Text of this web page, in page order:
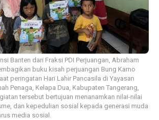
Banten dari Fraksi PDI Perjuangan, Abraham
buku kisah perjuangan Bung Karno
peringatan Hari Lahir Pancasila di Yayasan
Penaga, Kelapa Dua, Kabupaten Tangerang,
tersebut bertujuan menanamkan nilai-nilai
dan kepedulian sosial kepada generasi muda
media sosial.